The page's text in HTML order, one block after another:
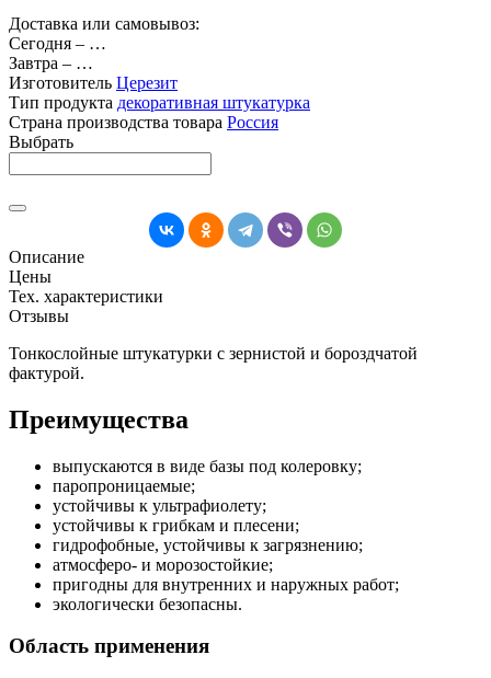
Доставка или самовывоз:
Сегодня – …
Завтра – …
Изготовитель Церезит
Тип продукта декоративная штукатурка
Страна производства товара Россия
Выбрать
Описание
Цены
Тех. характеристики
Отзывы
Тонкослойные штукатурки с зернистой и бороздчатой
фактурой.
Преимущества
выпускаются в виде базы под колеровку;
паропроницаемые;
устойчивы к ультрафиолету;
устойчивы к грибкам и плесени;
гидрофобные, устойчивы к загрязнению;
атмосферо- и морозостойкие;
пригодны для внутренних и наружных работ;
экологически безопасны.
Область применения